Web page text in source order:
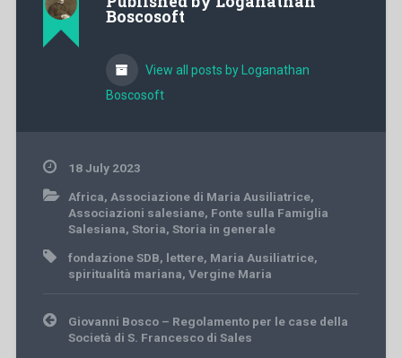
Boscosoft
View all posts by Loganathan
Boscosoft
18 July 2023
Africa, Associazione di Maria Ausiliatrice,
Associazioni salesiane, Fonte sulla Famiglia
Salesiana, Storia, Storia in generale
fondazione SDB, lettere, Maria Ausiliatrice,
spiritualità mariana, Vergine Maria
Post
navigation
Giovanni Bosco – Regolamento per le case della
Società di S. Francesco di Sales